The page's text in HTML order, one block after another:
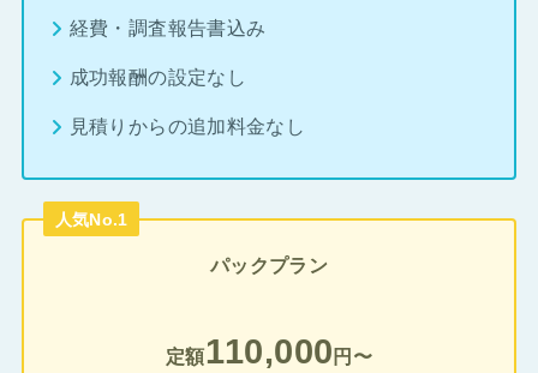
経費・調査報告書込み
成功報酬の設定なし
見積りからの追加料金なし
人気No.1
パックプラン
定額110,000 円〜